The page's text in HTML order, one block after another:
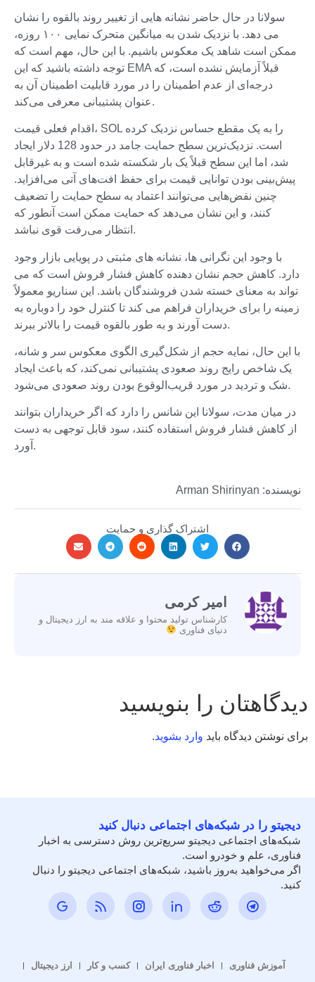
سولانا در حال حاضر نشانه هایی از تغییر روند بالقوه را نشان
می دهد. با نزدیک شدن به میانگین متحرک نمایی ۱۰۰ روزه،
ممکن است شاهد یک معکوس باشیم. با این حال، مهم است که
توجه داشته باشید که این EMA قبلاً آزمایش نشده است، که
درجه‌ای از عدم اطمینان را در مورد قابلیت اطمینان آن به
عنوان پشتیبانی معرفی می‌کند.
اقدام فعلی قیمت، SOL را به یک مقطع حساس نزدیک کرده
است. نزدیک‌ترین سطح حمایت جامد در حدود 128 دلار ایجاد
شد، اما این سطح قبلاً یک بار شکسته شده است و به غیرقابل
پیش‌بینی بودن توانایی قیمت برای حفظ افت‌های آتی می‌افزاید.
چنین نقض‌هایی می‌توانند اعتماد به سطح حمایت را تضعیف
کنند، و این نشان می‌دهد که حمایت ممکن است آنطور که
انتظار می‌رفت قوی نباشد.
با وجود این نگرانی ها، نشانه های مثبتی در پویایی بازار وجود
دارد. کاهش حجم نشان دهنده کاهش فشار فروش است که می
تواند به معنای خسته شدن فروشندگان باشد. این سناریو معمولاً
زمینه را برای خریداران فراهم می کند تا کنترل خود را دوباره به
دست آورند و به طور بالقوه قیمت را بالاتر ببرند.
با این حال، نمایه حجم از شکل‌گیری الگوی معکوس سر و شانه،
یک شاخص رایج روند صعودی پشتیبانی نمی‌کند، که باعث ایجاد
شک و تردید در مورد قریب‌الوقوع بودن روند صعودی می‌شود.
در میان مدت، سولانا این شانس را دارد که اگر خریداران بتوانند
از کاهش فشار فروش استفاده کنند، سود قابل توجهی به دست
آورد.
نویسنده: Arman Shirinyan
اشتراک گذاری و حمایت
امیر کرمی
کارشناس تولید محتوا و علاقه مند به ارز دیجیتال و
دنیای فناوری
دیدگاهتان را بنویسید
برای نوشتن دیدگاه باید وارد بشوید.
دیجیتو را در شبکه‌های اجتماعی دنبال کنید
شبکه‌های اجتماعی دیجیتو سریع‌ترین روش دسترسی به اخبار
فناوری، علم و خودرو است.
اگر می‌خواهید به‌روز باشید، شبکه‌های اجتماعی دیجیتو را دنبال
کنید.
آموزش فناوری اخبار فناوری ایران کسب و کار
ارز دیجیتال